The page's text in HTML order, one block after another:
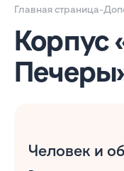
Главная страница-
Корпус
Человек и